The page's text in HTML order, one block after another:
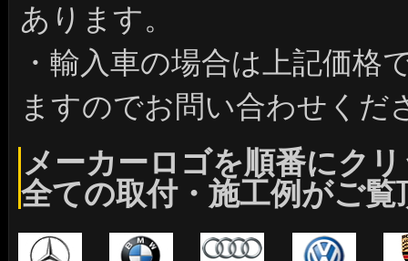
あります。
・輸入車の場合は上記価格
ますのでお問い合わせくだ
メーカーロゴを順番にク
全ての取付・施工例がご覧